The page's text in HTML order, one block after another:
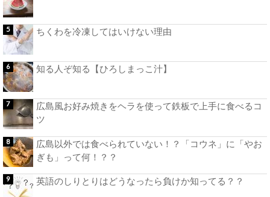
ちくわを冷凍してはいけない理由
知る人ぞ知る【ひろしまっこ汁】
広島風お好み焼きをヘラを使って鉄板で上手に食べるコ
ツ
広島以外では食べられていない！？「コウネ」に「やお
ぎも」って何！？？
英語のしりとりはどうなったら負けか知ってる？？